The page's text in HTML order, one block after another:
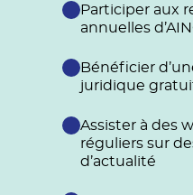
Participer aux
annuelles
Bénéficier
juridique
Assister à des
réguliers sur
d’actualité